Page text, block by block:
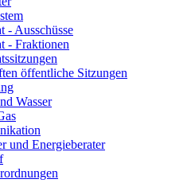
- Ausschüsse
- Fraktionen
öffentliche Sitzungen
Wasser
und Energieberater